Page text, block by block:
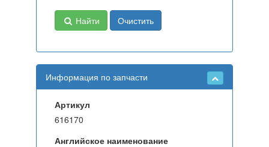
Найти Очистить
Информация по запчасти
Артикул
616170
Английское наименование